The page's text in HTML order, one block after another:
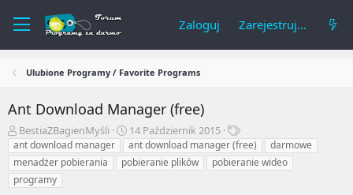
Zaloguj Zarejestruj się
Ulubione Programy / Favorite Programs
Ant Download Manager (free)
A
u
t
o
r
BestiaZBagienMyśli
R
o
z
p
14 Październik 2015
T
a
g
i
ant download manager ant download manager (free)
darmowe
menadżer pobierania
pobieranie plików
pobieranie wideo
programy